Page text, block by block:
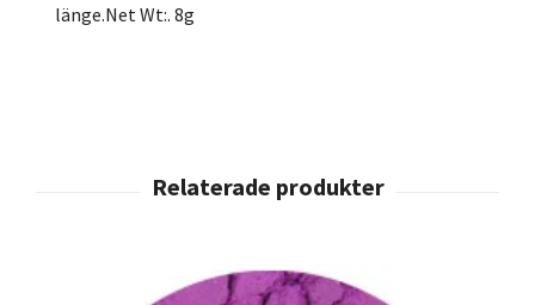
länge.Net Wt:. 8g